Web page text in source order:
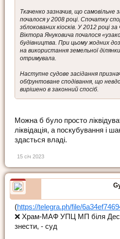
Ткаченко зазначив, що самовільне
почалося у 2008 році. Спочатку
зблокованих кіосків. У 2012 році
Віктора Януковича почалося
будівництва. При цьому жодних
на використання земельної
отримувала.
Наступне судове засідання
обґрунтоване сподівання, що
вирішено в законний спосіб.
Можна б було просто
ліквідація, а поскубування і
здасться владі.
15 січ 2023
(https://telegra.ph/file/
❌ Храм-МАФ УПЦ МП біля
знести, - суд